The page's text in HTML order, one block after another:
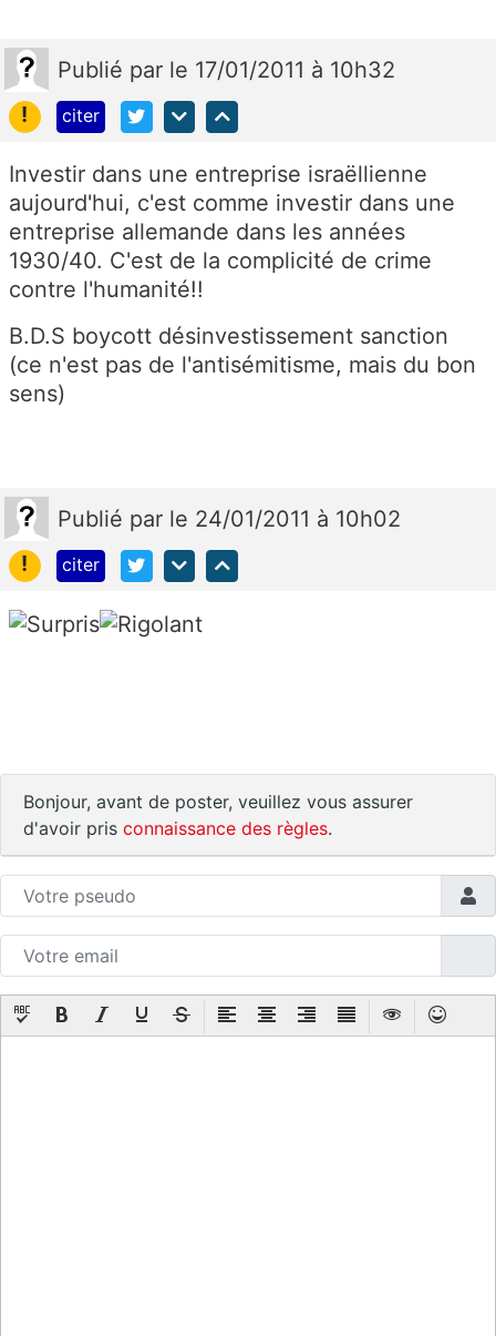
Publié par le 17/01/2011 à 10h32
!
citer
Investir dans une entreprise israëllienne
aujourd'hui, c'est comme investir dans une
entreprise allemande dans les années
1930/40. C'est de la complicité de crime
contre l'humanité!!
B.D.S boycott désinvestissement sanction
(ce n'est pas de l'antisémitisme, mais du bon
sens)
Publié par le 24/01/2011 à 10h02
!
citer
Bonjour, avant de poster, veuillez vous assurer
d'avoir pris connaissance des règles.